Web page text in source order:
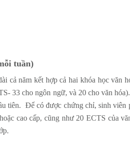
tuần)
cả năm kết hợp cả hai khóa học văn
33 cho ngôn ngữ, và 20 cho văn
tiên. Để có được chứng chỉ, sinh viên
cao cấp, cũng như 20 ECTS của